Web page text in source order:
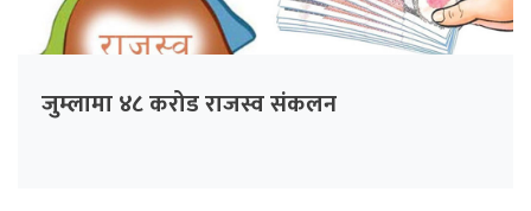
जुम्लामा ४८ करोड राजस्व संकलन